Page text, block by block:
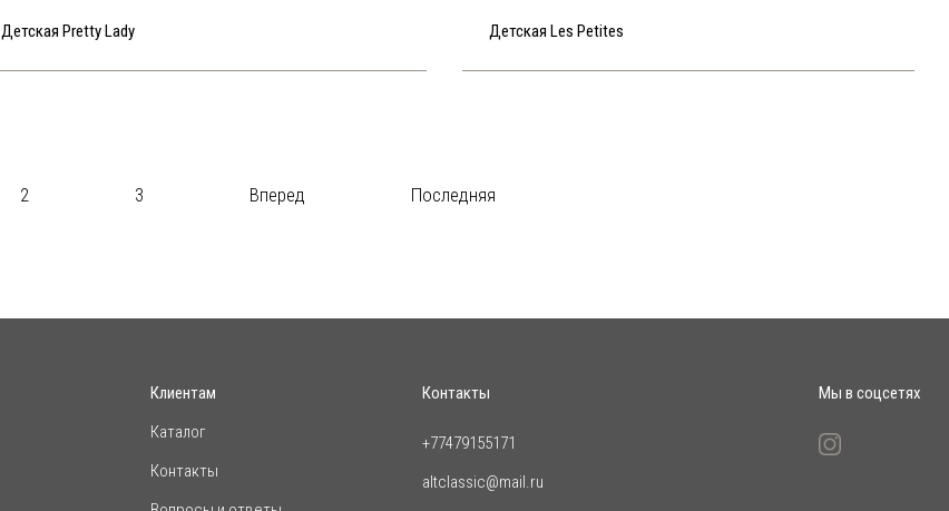
Детская Pretty Lady Детская Les Petites
2 3 Вперед Последняя
Клиентам
Каталог
Контакты
Контакты
+77479155171
altclassic@mail.ru
Мы в соцсетях